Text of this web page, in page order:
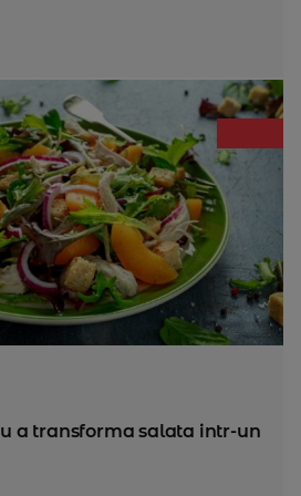
a transforma salata intr-un